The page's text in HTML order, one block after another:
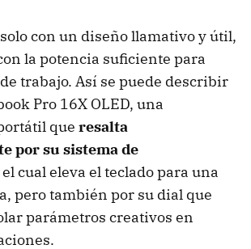
con un diseño llamativo y útil,
la potencia suficiente para
trabajo. Así se puede describir
Pro 16X OLED, una
que resalta
por su sistema de
el cual eleva el teclado para una
pero también por su dial que
parámetros creativos en